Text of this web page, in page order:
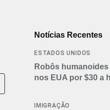
Notícias Recentes
ESTADOS UNIDOS
Robôs
nos EUA por $30 a
IMIGRAÇÃO